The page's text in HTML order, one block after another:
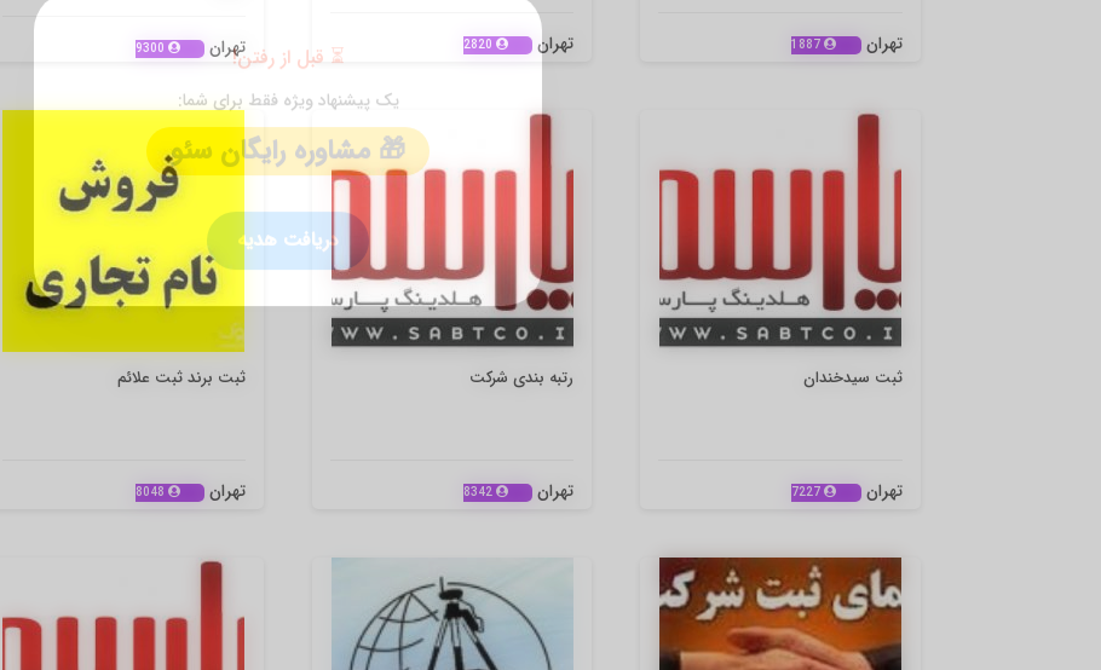
⏳ قبل از رفتن!
یک پیشنهاد ویژه فقط برای شما:
🎁 مشاوره رایگان سئو
دریافت هدیه
ثبت برند ثبت علائم
تهران
رتبه بندی شرکت
تهران 8342
ثبت سیدخندان
تهران 7227
تهران تهران 2820 تهران 1887